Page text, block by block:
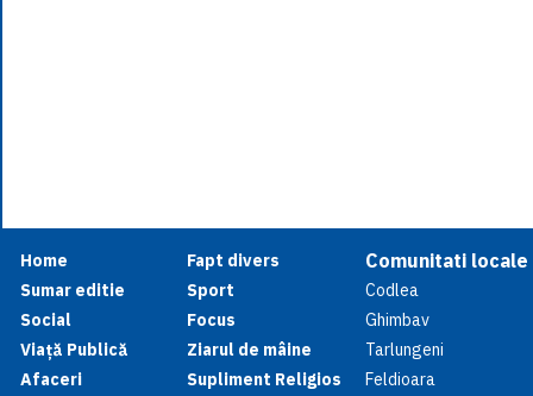
Home
Sumar editie
Social
Viață Publică
Afaceri
Fapt divers
Sport
Focus
Ziarul de mâine
Supliment Religios
Comunitati locale
Codlea
Ghimbav
Tarlungeni
Feldioara